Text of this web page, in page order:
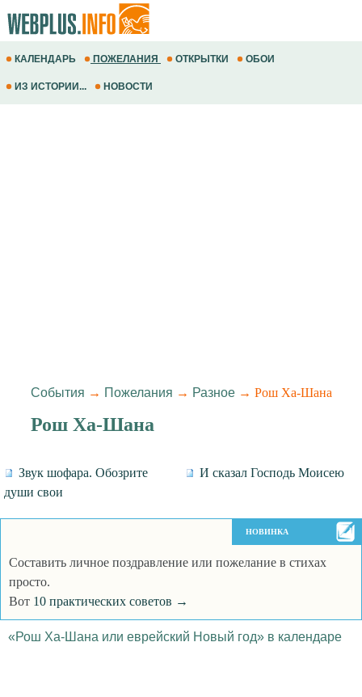
КАЛЕНДАРЬ ПОЖЕЛАНИЯ ОТКРЫТКИ ОБОИ
ИЗ ИСТОРИИ... НОВОСТИ
События → Пожелания → Разное→ Рош Ха-Шана
Рош Ха-Шана
Звук шофара. Обозрите
души свои
И сказал Господь Моисею
НОВИНКА
Составить личное поздравление или пожелание в стихах
просто.
Вот 10 практических советов →
«Рош Ха-Шана или еврейский Новый год» в календаре